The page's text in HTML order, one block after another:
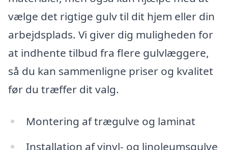
vælge det rigtige gulv til dit hjem eller din
arbejdsplads. Vi giver dig muligheden for
at indhente tilbud fra flere gulvlæggere,
så du kan sammenligne priser og kvalitet
før du træffer dit valg.
Montering af trægulve og laminat
Installation af vinyl- og linoleumsgulve